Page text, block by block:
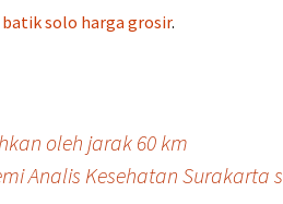
batik solo harga grosir.
oleh jarak 60 km
Analis Kesehatan Surakarta